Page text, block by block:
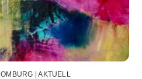
| AKTUELL